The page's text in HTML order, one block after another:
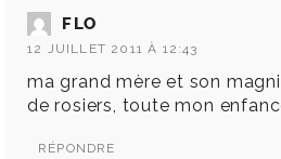
FLO
12 JUILLET 2011 À 12:43
ma grand mère et son
de rosiers, toute mon
RÉPONDRE